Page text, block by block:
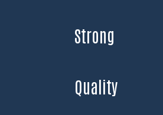
Strong
Quality